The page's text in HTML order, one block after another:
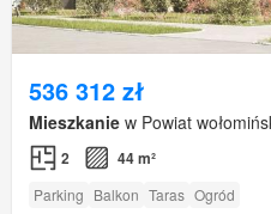
536 312 zł
Mieszkanie w Powiat
2 44 m²
Parking Balkon Taras Ogród